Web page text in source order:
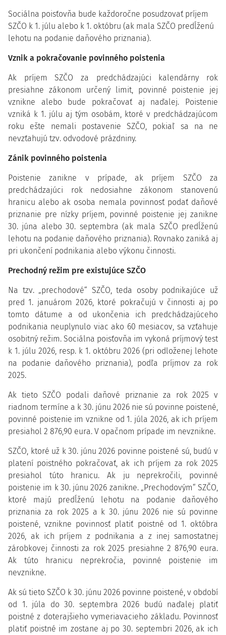
Sociálna poisťovňa bude každoročne posudzovať príjem
SZČO k 1. júlu alebo k 1. októbru (ak mala SZČO predĺženú
lehotu na podanie daňového priznania).
Vznik a pokračovanie povinného poistenia
Ak príjem SZČO za predchádzajúci kalendárny rok
presiahne zákonom určený limit, povinné poistenie jej
vznikne alebo bude pokračovať aj naďalej. Poistenie
vzniká k 1. júlu aj tým osobám, ktoré v predchádzajúcom
roku ešte nemali postavenie SZČO, pokiaľ sa na ne
nevzťahujú tzv. odvodové prázdniny.
Zánik povinného poistenia
Poistenie zanikne v prípade, ak príjem SZČO za
predchádzajúci rok nedosiahne zákonom stanovenú
hranicu alebo ak osoba nemala povinnosť podať daňové
priznanie pre nízky príjem, povinné poistenie jej zanikne
30. júna alebo 30. septembra (ak mala SZČO predĺženú
lehotu na podanie daňového priznania). Rovnako zaniká aj
pri ukončení podnikania alebo výkonu činnosti.
Prechodný režim pre existujúce SZČO
Na tzv. „prechodové“ SZČO, teda osoby podnikajúce už
pred 1. januárom 2026, ktoré pokračujú v činnosti aj po
tomto dátume a od ukončenia ich predchádzajúceho
podnikania neuplynulo viac ako 60 mesiacov, sa vzťahuje
osobitný režim. Sociálna poisťovňa im vykoná príjmový test
k 1. júlu 2026, resp. k 1. októbru 2026 (pri odloženej lehote
na podanie daňového priznania), podľa príjmov za rok
2025.
Ak tieto SZČO podali daňové priznanie za rok 2025 v
riadnom termíne a k 30. júnu 2026 nie sú povinne poistené,
povinné poistenie im vznikne od 1. júla 2026, ak ich príjem
presiahol 2 876,90 eura. V opačnom prípade im nevznikne.
SZČO, ktoré už k 30. júnu 2026 povinne poistené sú, budú v
platení poistného pokračovať, ak ich príjem za rok 2025
presiahol túto hranicu. Ak ju neprekročili, povinné
poistenie im k 30. júnu 2026 zanikne. „Prechodovým“ SZČO,
ktoré majú predĺženú lehotu na podanie daňového
priznania za rok 2025 a k 30. júnu 2026 nie sú povinne
poistené, vznikne povinnosť platiť poistné od 1. októbra
2026, ak ich príjem z podnikania a z inej samostatnej
zárobkovej činnosti za rok 2025 presiahne 2 876,90 eura.
Ak túto hranicu neprekročia, povinné poistenie im
nevznikne.
Ak sú tieto SZČO k 30. júnu 2026 povinne poistené, v období
od 1. júla do 30. septembra 2026 budú naďalej platiť
poistné z doterajšieho vymeriavacieho základu. Povinnosť
platiť poistné im zostane aj po 30. septembri 2026, ak ich